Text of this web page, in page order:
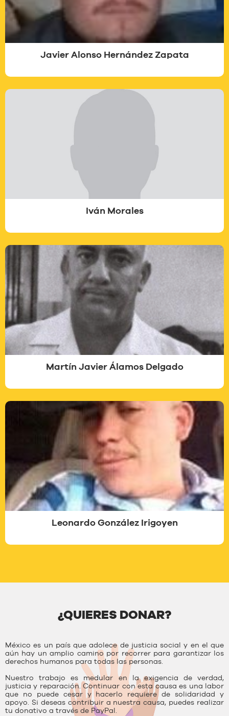
Javier Alonso Hernández Zapata
Iván Morales
Martín Javier Álamos Delgado
Leonardo González Irigoyen
¿QUIERES DONAR?
México es un país que adolece de justicia social y en el que
aún hay un amplio camino por recorrer para garantizar los
derechos humanos para todas las personas.
Nuestro trabajo es medular en la exigencia de verdad,
justicia y reparación. Continuar con esta causa es una labor
que no puede cesar y hacerlo requiere de solidaridad y
apoyo. Si deseas contribuir a nuestra causa, puedes realizar
tu donativo a través de PayPal.